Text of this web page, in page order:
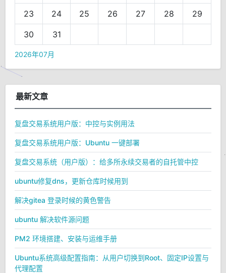
23 24 25 26 27 28 29
30 31
2026年07月
最新文章
复盘交易系统用户版：中控与实例用法
复盘交易系统用户版：Ubuntu 一键部署
复盘交易系统（用户版）：给多所永续交易者的自托管中控
ubuntu修复dns，更新仓库时候用到
解决gitea 登录时候的黄色警告
ubuntu 解决软件源问题
PM2 环境搭建、安装与运维手册
Ubuntu系统高级配置指南：从用户切换到Root、固定IP设置与
代理配置